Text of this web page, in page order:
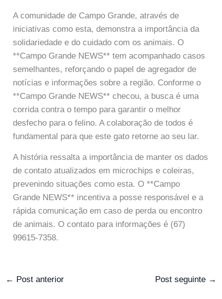
A comunidade de Campo Grande, através de
iniciativas como esta, demonstra a importância da
solidariedade e do cuidado com os animais. O
**Campo Grande NEWS** tem acompanhado casos
semelhantes, reforçando o papel de agregador de
notícias e informações sobre a região. Conforme o
**Campo Grande NEWS** checou, a busca é uma
corrida contra o tempo para garantir o melhor
desfecho para o felino. A colaboração de todos é
fundamental para que este gato retorne ao seu lar.
A história ressalta a importância de manter os dados
de contato atualizados em microchips e coleiras,
prevenindo situações como esta. O **Campo
Grande NEWS** incentiva a posse responsável e a
rápida comunicação em caso de perda ou encontro
de animais. O contato para informações é (67)
99615-7358.
← Post anterior Post seguinte →